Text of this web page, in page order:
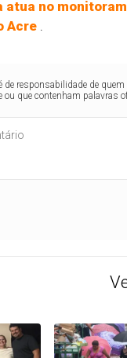
no
Acre .
de responsabilidade de
ou que contenham palavras